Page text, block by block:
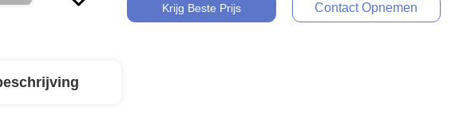
Krijg Beste Prijs Contact Opnemen